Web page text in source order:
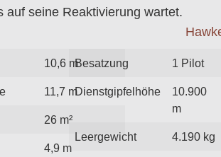
auf seine Reaktivierung wartet.
10,6 m
11,7 m
26 m²
4,9 m
Besatzung 1 Pilot
Dienstgipfelhöhe
10.900
m
Leergewicht 4.190 kg